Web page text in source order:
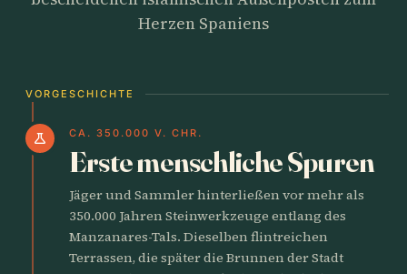
Herzen Spaniens
VORGESCHICHTE
science CA. 350.000 V. CHR.
Erste menschliche Spuren
Jäger und Sammler hinterließen vor mehr als
350.000 Jahren Steinwerkzeuge entlang des
Manzanares-Tals. Dieselben flintreichen
Terrassen, die später die Brunnen der Stadt